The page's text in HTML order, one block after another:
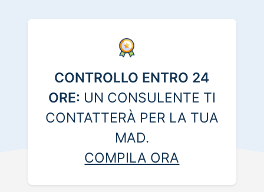
CONTROLLO ENTRO 24
ORE: UN CONSULENTE TI
CONTATTERÀ PER LA TUA
MAD.
COMPILA ORA